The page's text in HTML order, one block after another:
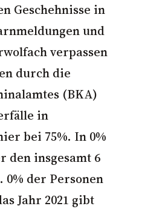
Geschehnisse in
und
verpassen
durch die
(BKA)
in
bei 75%. In 0%
den insgesamt 6
0% der Personen
Jahr 2021 gibt